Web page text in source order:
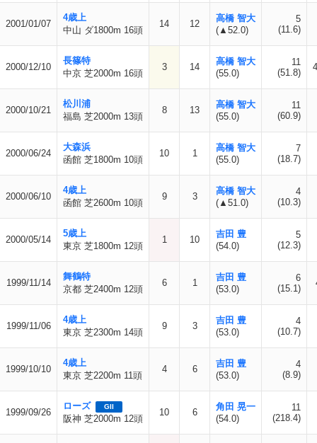
2001/01/07
4歳上
中山 ダ1800m 16頭
14 12
高橋 智大
(▲52.0)
5
(11.6)
2000/12/10
長篠特
中京 芝2000m 16頭
3 14
高橋 智大
(55.0)
11
(51.8)
2000/10/21
松川浦
福島 芝2000m 13頭
8 13
高橋 智大
(55.0)
11
(60.9)
2000/06/24
大森浜
函館 芝1800m 10頭
10 1
高橋 智大
(55.0)
7
(18.7)
2000/06/10
4歳上
函館 芝2600m 10頭
9 3
高橋 智大
(▲51.0)
4
(10.3)
2000/05/14
5歳上
東京 芝1800m 12頭
1 10
吉田 豊
(54.0)
5
(12.3)
1999/11/14
舞鶴特
京都 芝2400m 12頭
6 1
吉田 豊
(53.0)
6
(15.1)
1999/11/06
4歳上
東京 芝2300m 14頭
9 3
吉田 豊
(53.0)
4
(10.7)
1999/10/10
4歳上
東京 芝2200m 11頭
4 6
吉田 豊
(53.0)
4
(8.9)
1999/09/26
ローズ GII
阪神 芝2000m 12頭
10 6
角田 晃一
(54.0)
11
(218.4)